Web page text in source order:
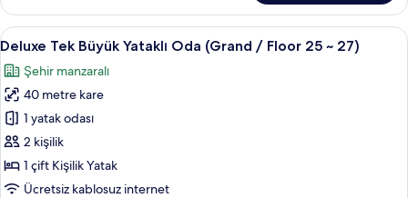
Oda
(Premier)
hakkında
fazla
detay
Deluxe
Tek
Büyük
Yataklı
Oda
(Grand
/
Floor
Kaliteli yatak takımı, kuştüyü yorgan,
5
Deluxe Tek Büyük Yataklı Oda (Grand / Floor 25 ~ 27)
Şehir manzaralı
40 metre kare
1 yatak odası
2 kişilik
1 çift Kişilik Yatak
Ücretsiz kablosuz internet